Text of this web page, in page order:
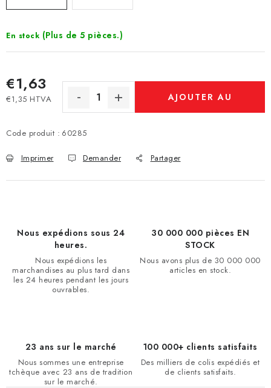
En stock (Plus de 5 pièces.)
€1,63
€1,35 HTVA
Prix de la mesure:
AJOUTER AU
Code produit : 60285
Imprimer Demander Partager
Nous expédions sous 24
heures.
Nous expédions les
marchandises au plus tard dans
les 24 heures pendant les jours
ouvrables.
30 000 000 pièces EN
STOCK
Nous avons plus de 30 000 000
articles en stock.
23 ans sur le marché
Nous sommes une entreprise
tchèque avec 23 ans de tradition
sur le marché.
100 000+ clients satisfaits
Des milliers de colis expédiés et
de clients satisfaits.